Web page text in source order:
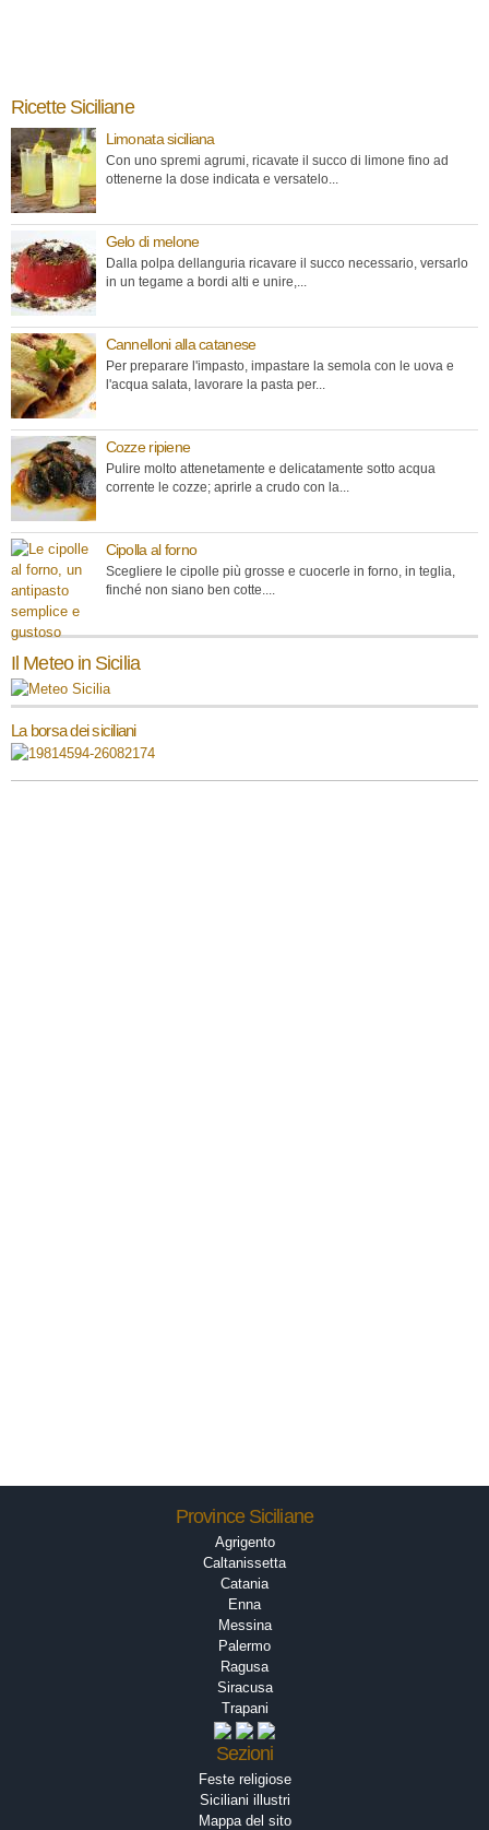
Ricette Siciliane
Limonata siciliana
Con uno spremi agrumi, ricavate il succo di limone fino ad
ottenerne la dose indicata e versatelo...
Gelo di melone
Dalla polpa dellanguria ricavare il succo necessario, versarlo
in un tegame a bordi alti e unire,...
Cannelloni alla catanese
Per preparare l'impasto, impastare la semola con le uova e
l'acqua salata, lavorare la pasta per...
Cozze ripiene
Pulire molto attenetamente e delicatamente sotto acqua
corrente le cozze; aprirle a crudo con la...
Cipolla al forno
Scegliere le cipolle più grosse e cuocerle in forno, in teglia,
finché non siano ben cotte....
Il Meteo in Sicilia
La borsa dei siciliani
Province Siciliane
Agrigento
Caltanissetta
Catania
Enna
Messina
Palermo
Ragusa
Siracusa
Trapani
Sezioni
Feste religiose
Siciliani illustri
Mappa del sito